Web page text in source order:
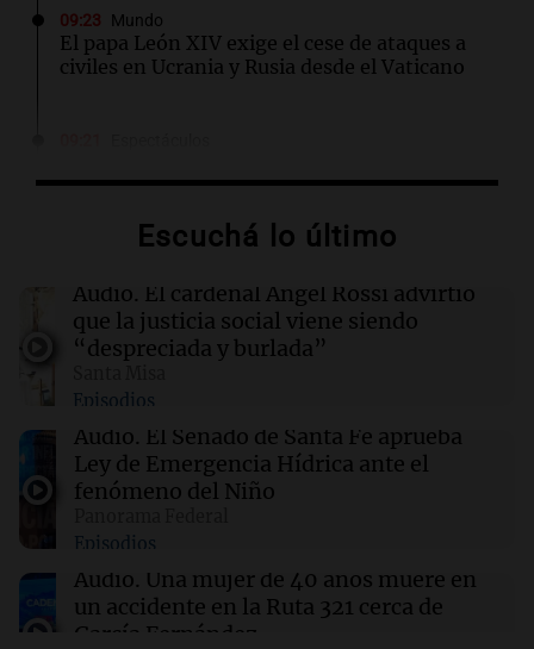
09:23 Mundo
El papa León XIV exige el cese de ataques a
civiles en Ucrania y Rusia desde el Vaticano
su obra sobre 50 años en el teatro argentino
Un local en Dock Sud que hace reír a los chicos
a cambio de un pancho
El juicio a "Pity" Álvarez por el asesinato de
Cristian Díaz en Villa Lugano iniciará este
lunes
No se detectan casos de ébola en barco fluvial
en cuarentena cerca de Kinshasa, Congo
Escuchá lo último
Audio. El cardenal Ángel Rossi advirtió
que la justicia social viene siendo
“despreciada y burlada”
Episodios
Audio. El Senado de Santa Fe aprueba
Ley de Emergencia Hídrica ante el
fenómeno del Niño
Episodios
Audio. Una mujer de 40 años muere en
un accidente en la Ruta 321 cerca de
García Fernández